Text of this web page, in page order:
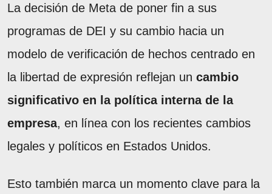
La decisión de Meta de poner fin a sus
programas de DEI y su cambio hacia un
modelo de verificación de hechos centrado en
la libertad de expresión reflejan un cambio
significativo en la política interna de la
empresa, en línea con los recientes cambios
legales y políticos en Estados Unidos.
Esto también marca un momento clave para la